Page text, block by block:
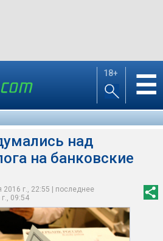
18+ ☰
над
на банковские
2016 г., 22:55 | последнее
09:54